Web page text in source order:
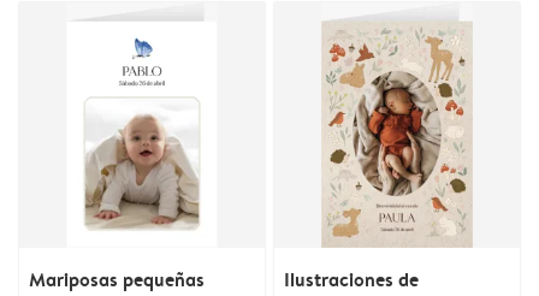
Mariposas pequeñas
Ilustraciones de